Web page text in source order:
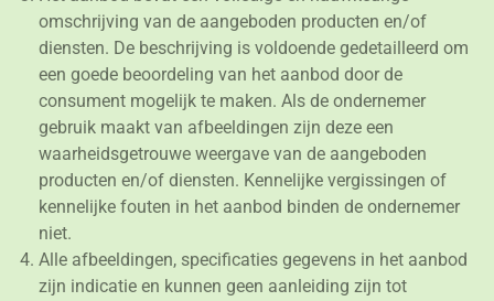
omschrijving van de aangeboden producten en/of
diensten. De beschrijving is voldoende gedetailleerd om
een goede beoordeling van het aanbod door de
consument mogelijk te maken. Als de ondernemer
gebruik maakt van afbeeldingen zijn deze een
waarheidsgetrouwe weergave van de aangeboden
producten en/of diensten. Kennelijke vergissingen of
kennelijke fouten in het aanbod binden de ondernemer
niet.
Alle afbeeldingen, specificaties gegevens in het aanbod
zijn indicatie en kunnen geen aanleiding zijn tot